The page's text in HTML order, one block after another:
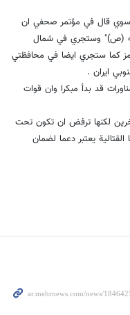
موسوي قال في مؤتمر صحفي ان
(ص)" وستجري في شمال
كما ستجري ايضا في محافظتي
ايران .
قد بدأ مبكرا وان قوات
لكنها ترفض ان تكون تحت
يعتبر دعما لضمان